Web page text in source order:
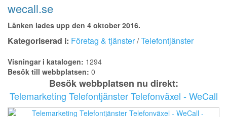
wecall.se
Länken lades upp den 4 oktober 2016.
Kategoriserad i: Företag & tjänster/Telefontjänster
Visningar i katalogen: 1294
Besök till webbplatsen: 0
Besök webbplatsen nu direkt:
Telemarketing Telefontjänster Telefonväxel - WeCall